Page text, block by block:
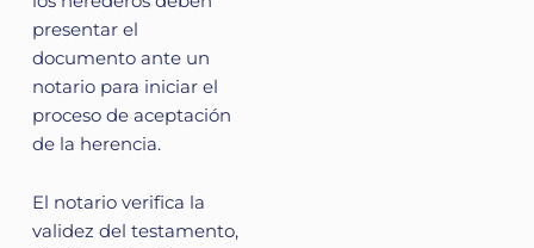
presentar el
documento ante un
notario para iniciar el
proceso de aceptación
de la herencia.
El notario verifica la
validez del testamento,